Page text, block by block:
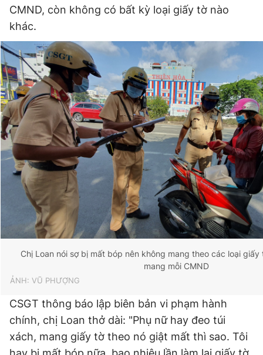
CMND, còn không có bất kỳ loại giấy tờ nào
khác.
Chị Loan nói sợ bị mất bóp nên không mang theo các loại
mang mỗi CMND
ẢNH: VŨ PHƯỢNG
CSGT thông báo lập biên bản vi phạm hành
chính, chị Loan thở dài: "Phụ nữ hay đeo túi
xách, mang giấy tờ theo nó giật mất thì sao. Tôi